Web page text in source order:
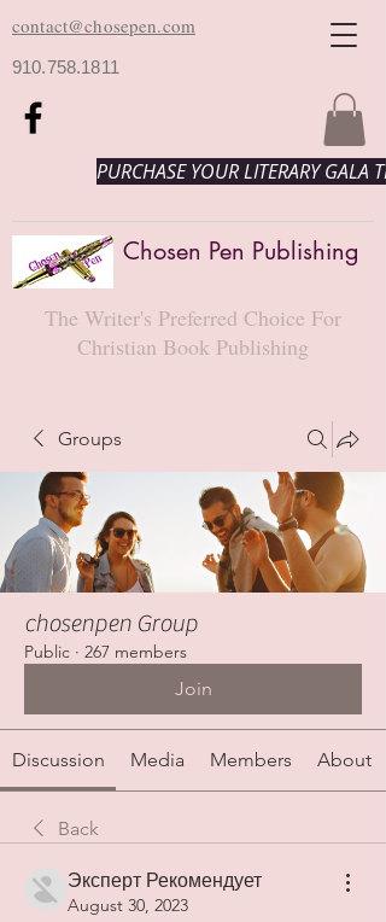
contact@chosepen.com
910.758.1811
PURCHASE YOUR LITERARY GALA
Chosen Pen Publishing
The Writer's Preferred Choice For
Christian Book Publishing
Groups
chosenpen Group
Public · 267 members
Join
Discussion Media Members About
Back
Эксперт Рекомендует
August 30, 2023